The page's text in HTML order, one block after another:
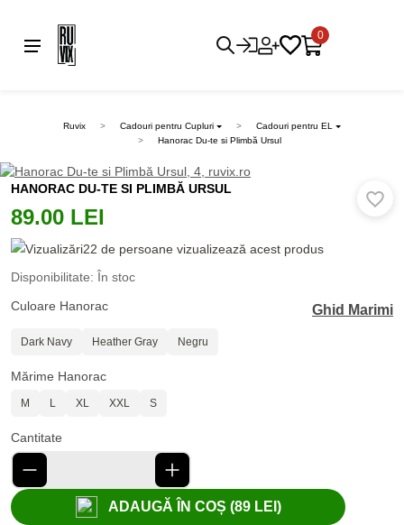
0
Ruvix Cadouri pentru Cupluri
Cadouri pentru EL
Hanorac Du-te si Plimbă Ursul
HANORAC DU-TE SI PLIMBĂ URSUL
89.00 LEI
22 de persoane vizualizează acest produs
Disponibilitate: În stoc
Culoare Hanorac
Ghid Marimi
Dark Navy Heather Gray Negru
Mărime Hanorac
M L XL XXL S
Cantitate
ADAUGĂ ÎN COȘ (89 LEI)